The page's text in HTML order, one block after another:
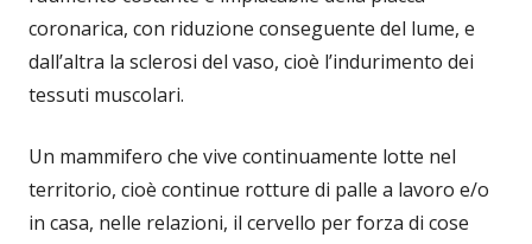
coronarica, con riduzione conseguente del lume, e
dall’altra la sclerosi del vaso, cioè l’indurimento dei
tessuti muscolari.
Un mammifero che vive continuamente lotte nel
territorio, cioè continue rotture di palle a lavoro e/o
in casa, nelle relazioni, il cervello per forza di cose